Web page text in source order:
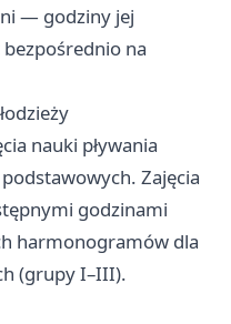
— godziny jej
na
nauki pływania
Zajęcia
godzinami
harmonogramów dla
(grupy I–III).